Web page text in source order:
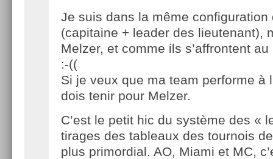
Je suis dans la même configuration
(capitaine + leader des lieutenant),
Melzer, et comme ils s’affrontent
:-((
Si je veux que ma team performe à
dois tenir pour Melzer.
C’est le petit hic du système des «
tirages des tableaux des tournois
plus primordial. AO, Miami et MC,